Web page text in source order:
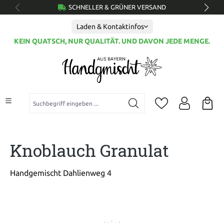
springen SCHNELLER & GRÜNER VERSAND
Laden & Kontaktinfos
KEIN QUATSCH, NUR QUALITÄT. UND DAVON JEDE MENGE.
Suchbegriff eingeben ...
Knoblauch Granulat
Handgemischt Dahlienweg 4